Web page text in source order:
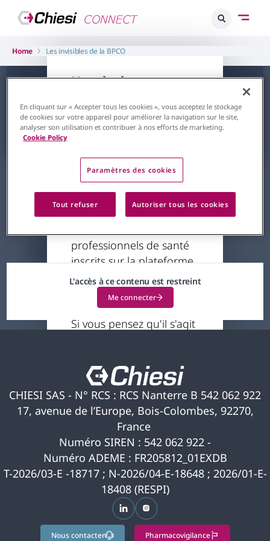
Home Les invisibles de la BPCO
L'accès à ce
contenu est
restreint
Le contenu auquel vous
essayez d'accéder est
professionnels de santé
inscrits sur la plateforme.
Votre profil actuel ne
vous permet pas
d'accéder à ce contenu.
Si vous pensez qu'il s'agit
obtenir de l'aide.
Les invisibles de la BPCO
Pr Roche, Pr Degano, Pr Deslée
15/05/2025
31 minutes
L'accès à ce contenu est restreint
Me connecter
CHIESI SAS - N° RCS : RCS Nanterre B 542 062 922
17, avenue de l’Europe, Bois-Colombes, 92270,
France
Numéro SIREN : 542 062 922 -
Numéro ADEME : FR205812_01EXDB
T-2026/03-E -18717 ; N-2026/04-E-18648 ; 2026/01-E-
18408 (RESPI)
s’ouvre dans un nouvel onglet
s’ouvre dans un nouvel
Nous contacter Pharmacovigilance
En cliquant sur « Accepter tous les cookies », vous acceptez le stockage
de cookies sur votre appareil pour améliorer la navigation sur le site,
analyser son utilisation et contribuer à nos efforts de marketing.
Cookie Policy
Paramètres des cookies
Tout refuser Autoriser tous les cookies